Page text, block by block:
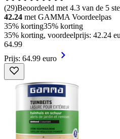
(29)Beoordeeld met 4.3 van de 5
42.24 met GAMMA Voordeelpas
35% korting35% korting
35% korting, voordeelprijs: 42.24
64.99
Prijs: 64.99 euro